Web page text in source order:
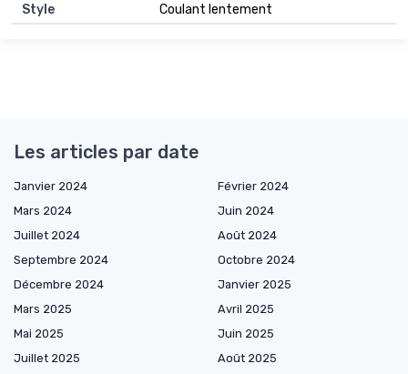
Style Coulant lentement
Les articles par date
Janvier 2024
Février 2024
Mars 2024
Juin 2024
Juillet 2024
Août 2024
Septembre 2024
Octobre 2024
Décembre 2024
Janvier 2025
Mars 2025
Avril 2025
Mai 2025
Juin 2025
Juillet 2025
Août 2025